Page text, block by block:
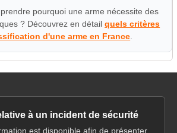
pourquoi une arme nécessite des
? Découvrez en détailquels critères
d'une arme en France.
à un incident de sécurité
est disponible afin de présenter